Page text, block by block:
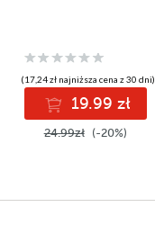
(17,24 zł najniższa cena z 30 dni)
19.99 zł
24.99zł (-20%)